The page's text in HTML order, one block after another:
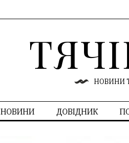
НОВИНИ
НОВИНИ ДОВІДНИК